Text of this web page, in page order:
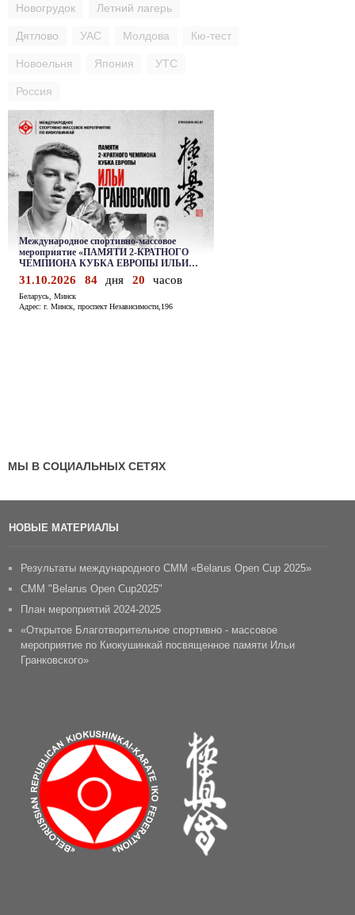
Новогрудок Летний лагерь
Дятлово УАС Молдова Кю-тест
Новоельня Япония УТС
Россия
МЫ В СОЦИАЛЬНЫХ СЕТЯХ
НОВЫЕ МАТЕРИАЛЫ
Результаты международного СММ «Belarus Open Cup 2025»
CММ "Belarus Open Cup2025"
План мероприятий 2024-2025
«Открытое Благотворительное спортивно - массовое
мероприятие по Киокушинкай посвященное памяти Ильи
Гранковского»